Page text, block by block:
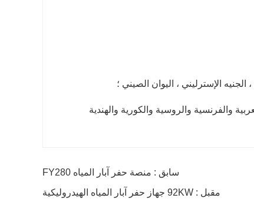
الجنيه الإسترليني ، اليوان الصيني ؛
والفرنسية والروسية والكورية والهندية
سابق : منصة حفر آبار المياه FY280
مقبل : 92KW جهاز حفر آبار المياه الهيدروليكية